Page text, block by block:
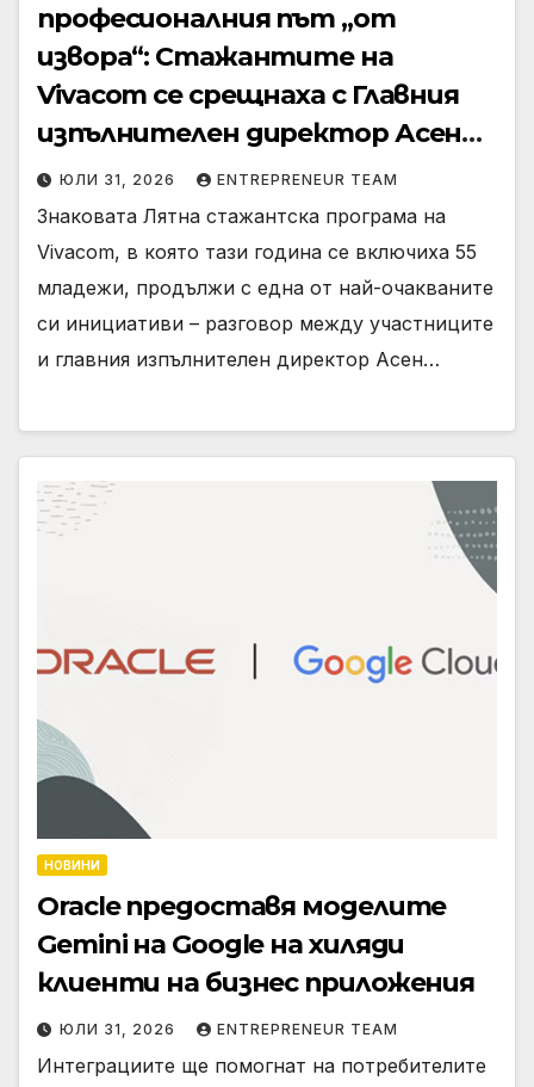
професионалния път „от
извора“: Стажантите на
Vivacom се срещнаха с Главния
изпълнителен директор Асен
Великов
ЮЛИ 31, 2026 ENTREPRENEUR TEAM
Знаковата Лятна стажантска програма на
Vivacom, в която тази година се включиха 55
младежи, продължи с една от най-очакваните
си инициативи – разговор между участниците
и главния изпълнителен директор Асен…
НОВИНИ
Oracle предоставя моделите
Gemini на Google на хиляди
клиенти на бизнес приложения
ЮЛИ 31, 2026 ENTREPRENEUR TEAM
Интеграциите ще помогнат на потребителите